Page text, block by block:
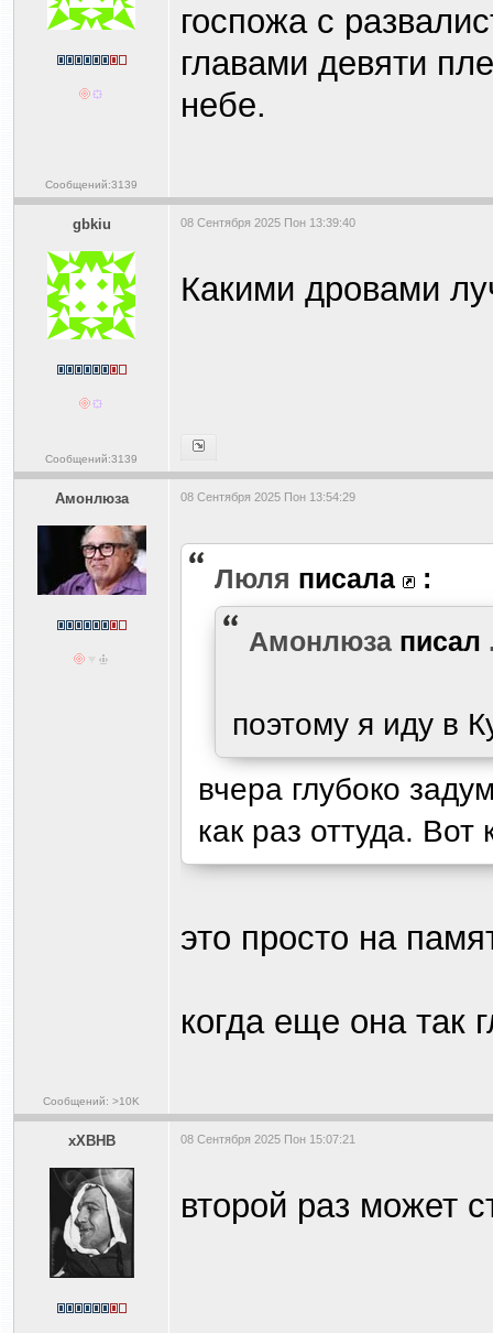
Сообщений:3139
госпожа с
главами девяти
небе.
gbkiu
Сообщений:3139
08 Сентября 2025 Пон 13:39:40
Какими дровами
Амонлюза
Сообщений: >10K
08 Сентября 2025 Пон 13:54:29
Люля писала :
Амонлюза писал
поэтому я иду в
вчера глубоко
как раз оттуда.
это просто на
когда еще она так
xXBHB 08 Сентября 2025 Пон 15:07:21
второй раз может